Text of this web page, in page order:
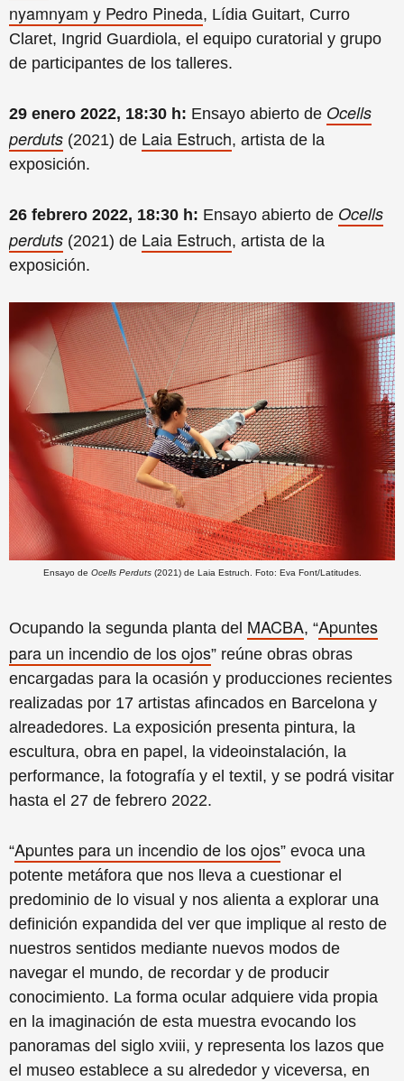
nyamnyam y Pedro Pineda, Lídia Guitart, Curro
Claret, Ingrid Guardiola, el equipo curatorial y grupo
de participantes de los talleres.
29 enero 2022, 18:30 h: Ensayo abierto de Ocells
perduts (2021) de Laia Estruch, artista de la
exposición.
26 febrero 2022, 18:30 h: Ensayo abierto de Ocells
perduts (2021) de Laia Estruch, artista de la
exposición.
Ensayo de Ocells Perduts(2021) de Laia Estruch. Foto: Eva Font/Latitudes.
Ocupando la segunda planta del MACBA, “Apuntes
para un incendio de los ojos” reúne obras obras
encargadas para la ocasión y producciones recientes
realizadas por 17 artistas afincados en Barcelona y
alreadedores. La exposición presenta pintura, la
escultura, obra en papel, la videoinstalación, la
performance, la fotografía y el textil, y se podrá visitar
hasta el 27 de febrero 2022.
“Apuntes para un incendio de los ojos” evoca una
potente metáfora que nos lleva a cuestionar el
predominio de lo visual y nos alienta a explorar una
definición expandida del ver que implique al resto de
nuestros sentidos mediante nuevos modos de
navegar el mundo, de recordar y de producir
conocimiento. La forma ocular adquiere vida propia
en la imaginación de esta muestra evocando los
panoramas del siglo xviii, y representa los lazos que
el museo establece a su alrededor y viceversa, en